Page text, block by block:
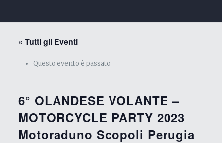
« Tutti gli Eventi
Questo evento è passato.
6° OLANDESE VOLANTE –
MOTORCYCLE PARTY 2023
Motoraduno Scopoli Perugia